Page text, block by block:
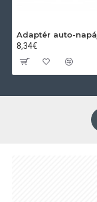
8,34€